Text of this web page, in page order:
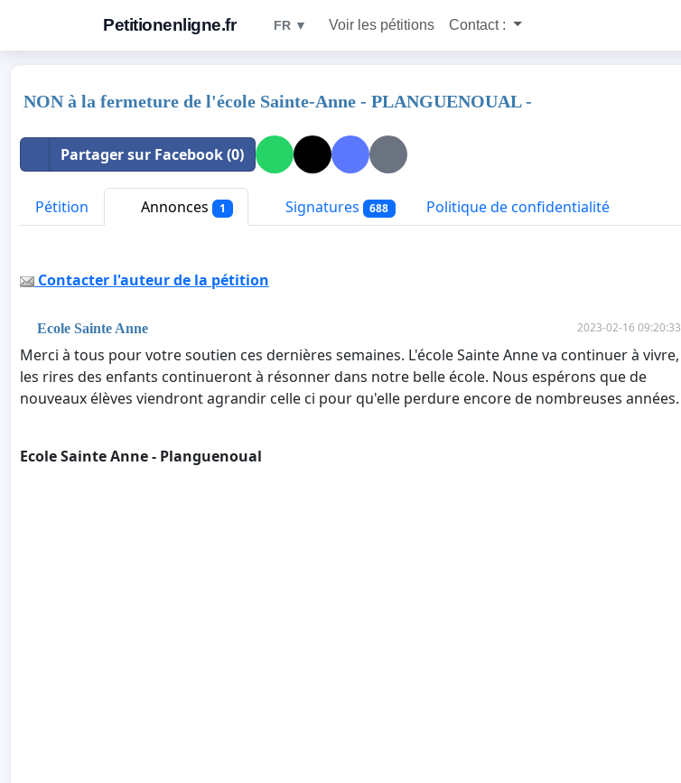
Petitionenligne.fr FR ▼ Voir les pétitions Contact :
NON à la fermeture de l'école Sainte-Anne - PLANGUENOUAL -
Partager sur Facebook (0)
Pétition Annonces 1 Signatures 688 Politique de confidentialité
Contacter l'auteur de la pétition
Ecole Sainte Anne 2023-02-16 09:20:33
Merci à tous pour votre soutien ces dernières semaines. L'école Sainte Anne va continuer à vivre,
les rires des enfants continueront à résonner dans notre belle école. Nous espérons que de
nouveaux élèves viendront agrandir celle ci pour qu'elle perdure encore de nombreuses années.
Ecole Sainte Anne - Planguenoual